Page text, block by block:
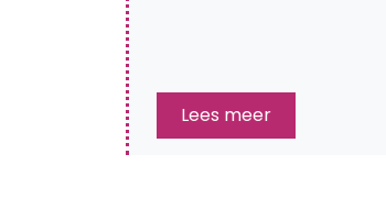
Lees meer